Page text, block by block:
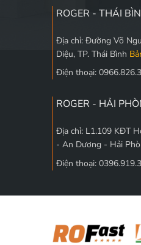
ROGER - THÁI
Địa chỉ: Đường Võ
Diệu, TP. Thái Bình
Điện thoại:
ROGER - HẢI
Địa chỉ: L1.109 KĐT
- An Dương - Hải
Điện thoại: